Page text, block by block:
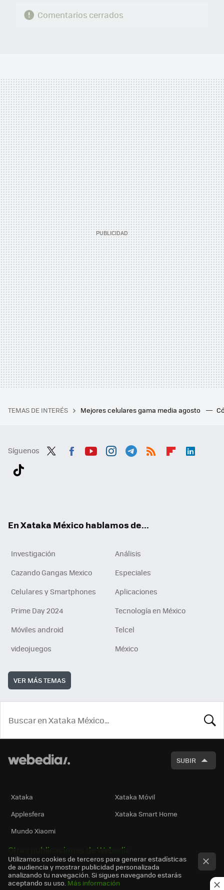
Comentarios cerrados
TEMAS DE INTERÉS Mejores celulares gama media agosto
Síguenos
En Xataka México hablamos de...
Investigación
Análisis
Cazando Gangas Mexico
Especiales
Celulares y Smartphones
Aplicaciones
Prime Day 2024
Tecnología en México
Móviles android
Telcel
videojuegos
México
VER MÁS TEMAS
SUBIR
Xataka
Xataka Móvil
Applesfera
Xataka Smart Home
Mundo Xiaomi
Otras publicaciones de Webedia
Utilizamos cookies de terceros para generar estadísticas
de audiencia y mostrar publicidad personalizada
analizando tu navegación. Si sigues navegando estarás
aceptando su uso. Más información